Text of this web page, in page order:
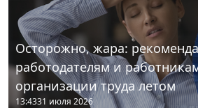
Осторожно, жара:
работодателям и
организации труда летом
13:4331 июля 2026